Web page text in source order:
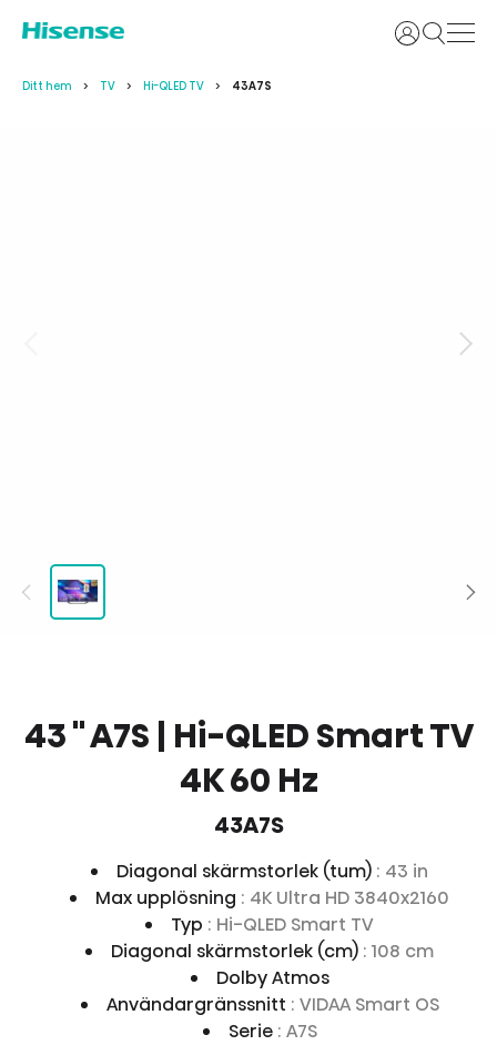
Logga in
Ditt hem TV Hi-QLED TV 43A7S
43 '' A7S | Hi-QLED Smart TV
4K 60 Hz
43A7S
Diagonal skärmstorlek (tum) : 43 in
Max upplösning : 4K Ultra HD 3840x2160
Typ : Hi-QLED Smart TV
Diagonal skärmstorlek (cm) : 108 cm
Dolby Atmos
Användargränssnitt : VIDAA Smart OS
Serie : A7S